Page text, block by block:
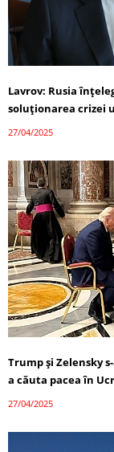
Lavrov: Rusia
soluționarea crizei
27/04/2025
Trump și Zelensky
a căuta pacea în
27/04/2025